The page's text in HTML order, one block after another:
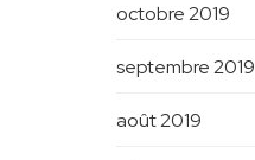
octobre 2019
septembre 2019
août 2019